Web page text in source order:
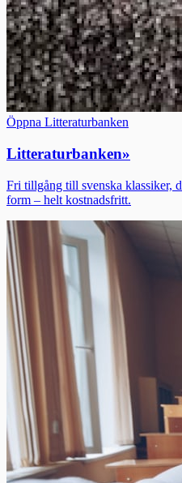
Öppna Litteraturbanken
Litteraturbanken»
Fri tillgång till svenska klassiker,
form – helt kostnadsfritt.